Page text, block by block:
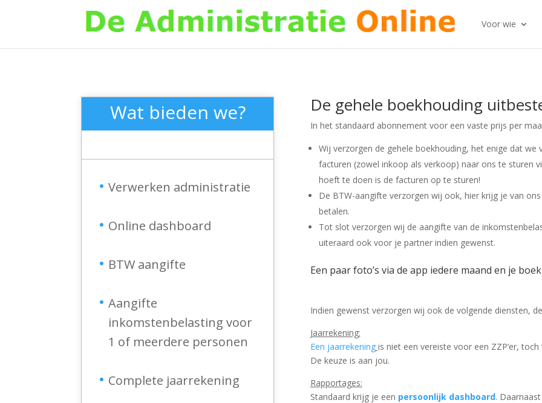
Voor wie
Wat bieden we?
Verwerken administratie
Online dashboard
BTW aangifte
Aangifte
inkomstenbelasting voor
1 of meerdere personen
Complete jaarrekening
De gehele boekhouding
In het standaard abonnement voor een vaste prijs per
Wij verzorgen de gehele boekhouding, het enige dat
facturen (zowel inkoop als verkoop) naar ons te sturen
hoeft te doen is de facturen op te sturen!
De BTW-aangifte verzorgen wij ook, hier krijg je van
betalen.
Tot slot verzorgen wij de aangifte van de
uiteraard ook voor je partner indien gewenst.
Een paar foto’s via de app iedere maand en je
Indien gewenst verzorgen wij ook de volgende diensten,
Jaarrekening:
Een jaarrekening is niet een vereiste voor een ZZP’er,
De keuze is aan jou.
Rapportages:
Standaard krijg je een persoonlijk dashboard.